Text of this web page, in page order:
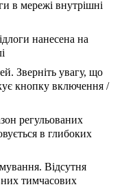
в мережі внутрішні
нанесена на
Зверніть увагу, що
кнопку включення /
регульованих
в глибоких
Відсутня
тимчасових